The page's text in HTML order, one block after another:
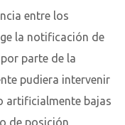
entre los
la notificación de
parte de la
pudiera intervenir
artificialmente bajas
de posición